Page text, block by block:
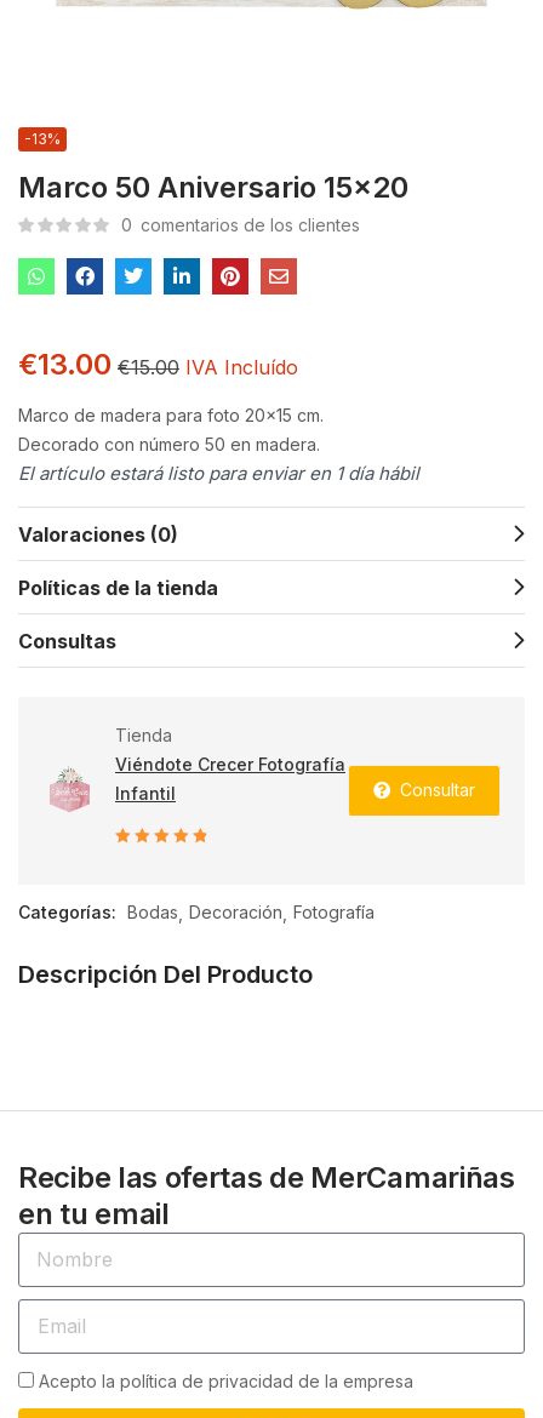
Marco 50 Aniversario 15×20
-13%
0 comentarios de los clientes
€13.00 €15.00 IVA Incluído
Marco de madera para foto 20×15 cm.
Decorado con número 50 en madera.
El artículo estará listo para enviar en 1 día hábil
Valoraciones (0)
Políticas de la tienda
Consultas
Tienda
Viéndote Crecer Fotografía
Infantil
Consultar
Categorías: Bodas Decoración Fotografía
Descripción Del Producto
Recibe las ofertas de MerCamariñas
en tu email
Acepto la política de privacidad de la empresa